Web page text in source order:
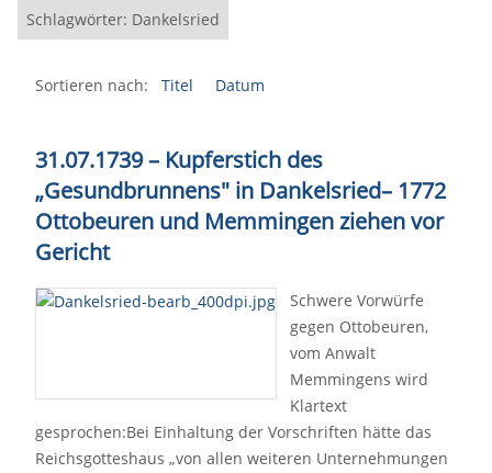
Schlagwörter: Dankelsried
Sortieren nach: Titel Datum
31.07.1739 – Kupferstich des
„Gesundbrunnens" in Dankelsried– 1772
Ottobeuren und Memmingen ziehen vor
Gericht
Schwere Vorwürfe
gegen Ottobeuren,
vom Anwalt
Memmingens wird
Klartext
gesprochen:Bei Einhaltung der Vorschriften hätte das
Reichsgotteshaus „von allen weiteren Unternehmungen